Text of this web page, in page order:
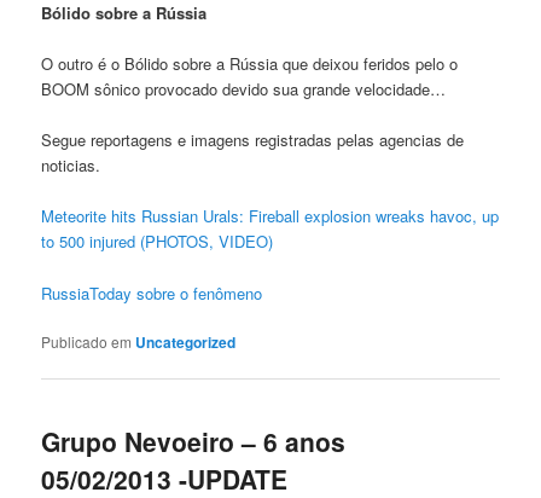
Bólido sobre a Rússia
O outro é o Bólido sobre a Rússia que deixou feridos pelo o
BOOM sônico provocado devido sua grande velocidade…
Segue reportagens e imagens registradas pelas agencias de
noticias.
Meteorite hits Russian Urals: Fireball explosion wreaks havoc, up
to 500 injured (PHOTOS, VIDEO)
RussiaToday sobre o fenômeno
Publicado em Uncategorized
Grupo Nevoeiro – 6 anos
05/02/2013 -UPDATE